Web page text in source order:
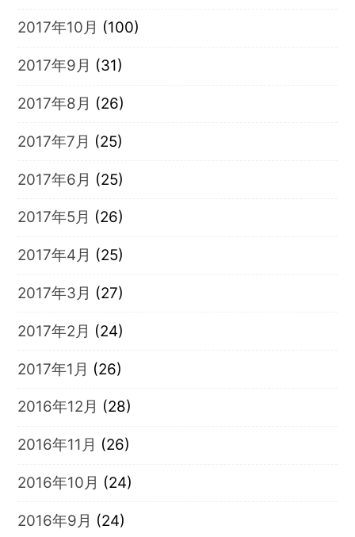
2017年10月 (100)
2017年9月 (31)
2017年8月 (26)
2017年7月 (25)
2017年6月 (25)
2017年5月 (26)
2017年4月 (25)
2017年3月 (27)
2017年2月 (24)
2017年1月 (26)
2016年12月 (28)
2016年11月 (26)
2016年10月 (24)
2016年9月 (24)